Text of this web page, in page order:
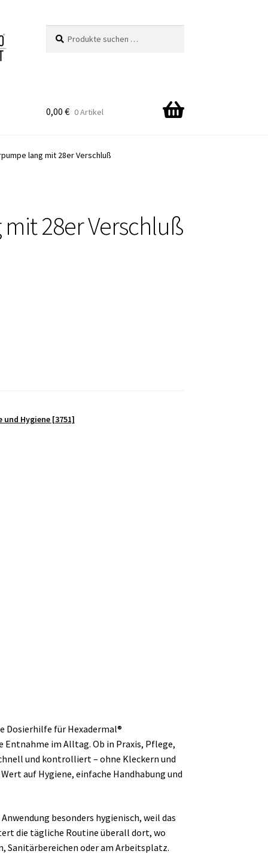
nach:
0,00 € 0 Artikel
lang mit 28er Verschluß
28er Verschluß
Hygiene [3751]
Dosierhilfe für Hexadermal®
im Alltag. Ob in Praxis, Pflege,
und kontrolliert – ohne Kleckern und
auf Hygiene, einfache Handhabung und
besonders hygienisch, weil das
die tägliche Routine überall dort, wo
Sanitärbereichen oder am Arbeitsplatz.